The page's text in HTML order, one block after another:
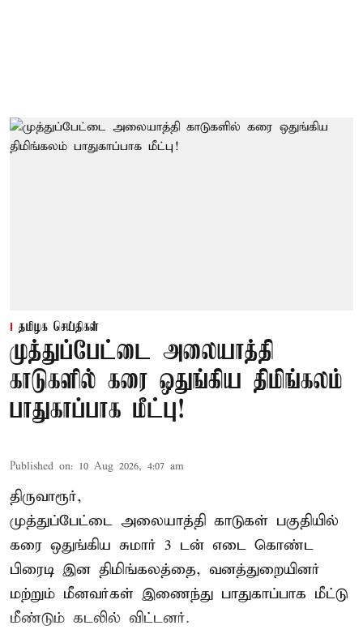
தமிழக செய்திகள்
முத்துப்பேட்டை அலையாத்தி
காடுகளில் கரை ஒதுங்கிய திமிங்கலம்
பாதுகாப்பாக மீட்பு!
Published on: 10 Aug 2026, 4:07 am
திருவாரூர்,
முத்துப்பேட்டை அலையாத்தி காடுகள் பகுதியில்
கரை ஒதுங்கிய சுமார் 3 டன் எடை கொண்ட
பிரைடி இன திமிங்கலத்தை, வனத்துறையினர்
மற்றும் மீனவர்கள் இணைந்து பாதுகாப்பாக மீட்டு
மீண்டும் கடலில் விட்டனர்.